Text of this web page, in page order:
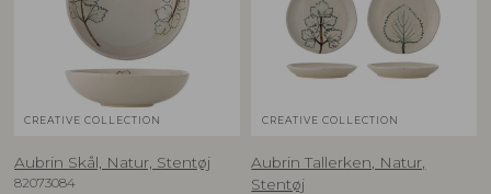
CREATIVE COLLECTION
Aubrin Skål, Natur, Stentøj
82073084
CREATIVE COLLECTION
Aubrin Tallerken, Natur,
Stentøj